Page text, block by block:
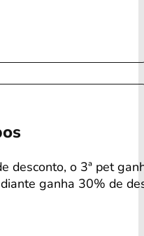
desconto, o 3ª pet
ganha 30% de